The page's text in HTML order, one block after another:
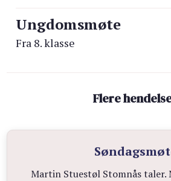
Ungdomsmøte
Fra 8. klasse
Flere
Martin Stuestøl Stomnås taler.